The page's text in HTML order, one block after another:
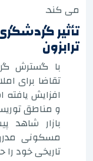
می کند.
تأثیر
ترابزون
با گسترش
تقاضا برای
افزایش
و مناطق
بازار شاهد
مسکونی
تاریخی خود